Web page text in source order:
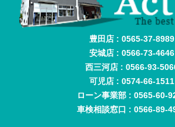
豊田店 : 0565-37-8989
安城店 : 0566-73-4646
西三河店 : 0566-93-
可児店 : 0574-66-1511
ローン事業部 : 0565-60-
車検相談窓口 : 0566-89-